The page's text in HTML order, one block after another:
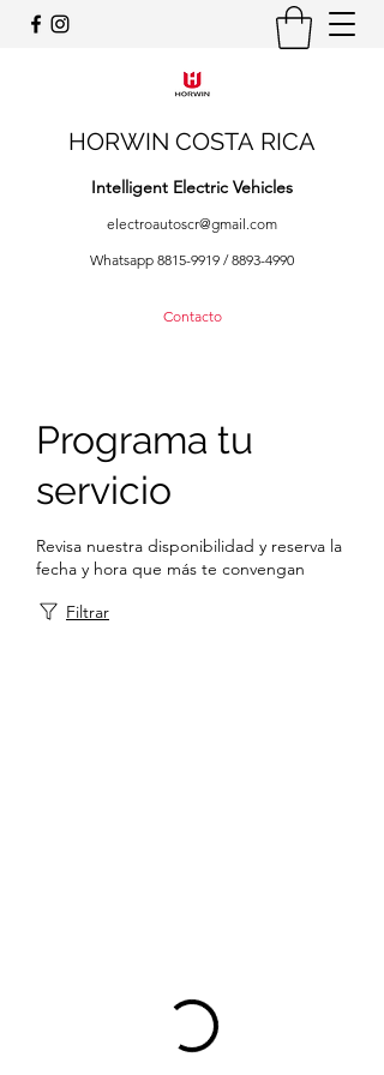
HORWIN COSTA RICA
Intelligent Electric Vehicles
electroautoscr@gmail.com
Whatsapp 8815-9919 /8893-4990
Contacto
Programa tu
servicio
Revisa nuestra disponibilidad y reserva la
fecha y hora que más te convengan
Filtrar